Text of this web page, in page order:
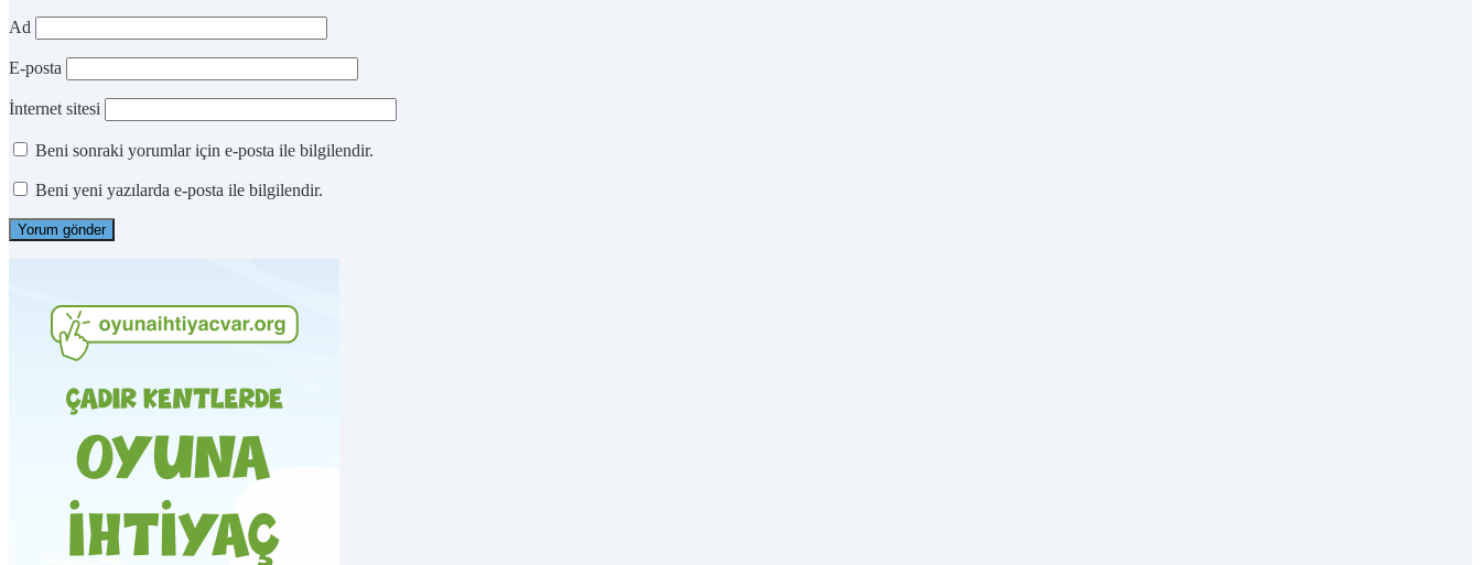
Ad
E-posta
İnternet sitesi
Beni sonraki yorumlar için e-posta ile bilgilendir.
Beni yeni yazılarda e-posta ile bilgilendir.